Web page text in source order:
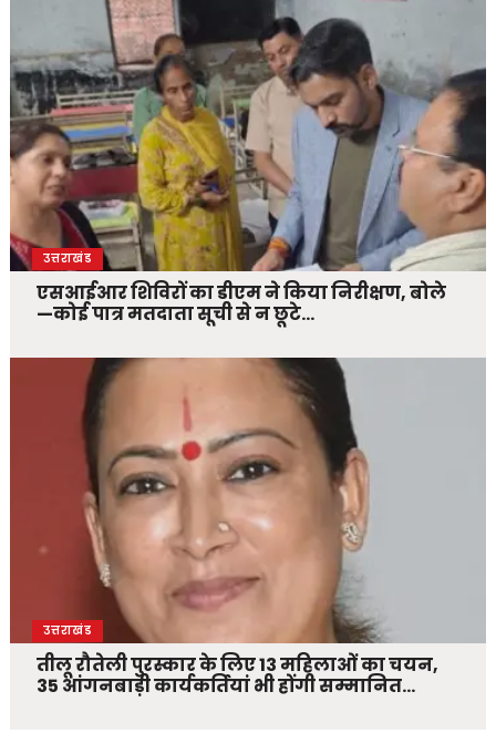
उत्तराखंड
एसआईआर शिविरों का डीएम ने किया निरीक्षण, बोले
—कोई पात्र मतदाता सूची से न छूटे…
उत्तराखंड
तीलू रौतेली पुरस्कार के लिए 13 महिलाओं का चयन,
35 आंगनबाड़ी कार्यकर्तियां भी होंगी सम्मानित…